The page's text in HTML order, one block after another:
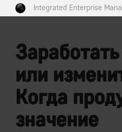
Integrated Enterprise
или
Когда
значение